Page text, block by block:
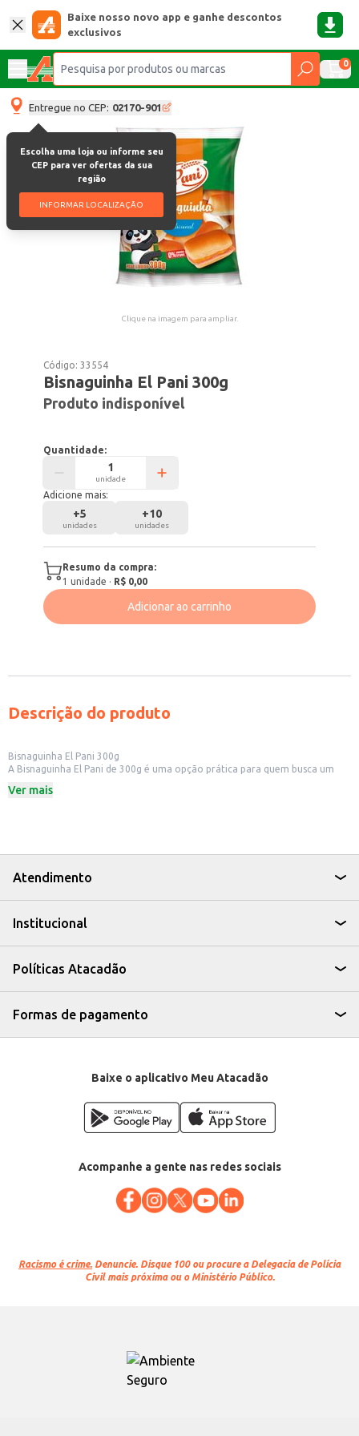
Baixe nosso novo app e ganhe descontos
exclusivos
0
Entregue no CEP: 02170-901
Escolha uma loja ou informe seu
CEP para ver ofertas da sua
região
INFORMAR LOCALIZAÇÃO
Clique na imagem para ampliar.
Código:33554
Bisnaguinha El Pani 300g
Produto indisponível
Quantidade:
unidade
Adicione mais:
+5
unidades
+10
unidades
Resumo da compra:
1 unidade · R$ 0,00
Adicionar ao carrinho
Descrição do produto
Bisnaguinha El Pani 300g
A Bisnaguinha El Pani de 300g é uma opção prática para quem busca um
manhã e acompanhamento de refeições, a bisnaguinha é versátil e agrada
Uma boa opção para o café da manhã ou lanches da tarde.
Pode ser consumida pura ou com diversos acompanhamentos.
A Bisnaguinha El Pani é uma escolha conveniente para quem busca um
Ver mais
Atendimento
Institucional
Políticas Atacadão
Formas de pagamento
Baixe o aplicativo Meu Atacadão
Acompanhe a gente nas redes sociais
Racismo é crime. Denuncie. Disque 100 ou procure a Delegacia de Polícia
Civil mais próxima ou o Ministério Público.